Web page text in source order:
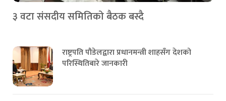
३ वटा संसदीय समितिको बैठक बस्दै
राष्ट्रपति पौडेलद्वारा प्रधानमन्त्री शाहसँग देशको
परिस्थितिबारे जानकारी